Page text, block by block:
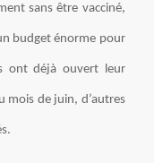
sans être vacciné,
budget énorme pour
ont déjà ouvert leur
mois de juin, d’autres